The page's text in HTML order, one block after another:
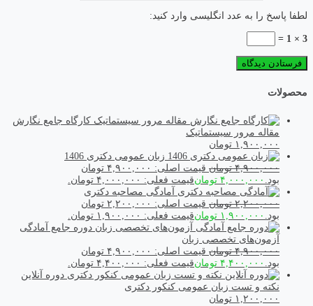
لطفا پاسخ را به عدد انگلیسی وارد کنید:
3 × 1 =
محصولات
کارگاه جامع نگارش
مقاله مرور سیستماتیک
۱,۹۰۰,۰۰۰ تومان
زبان عمومی دکتری 1406
۴,۹۰۰,۰۰۰ تومان
قیمت اصلی: ۴,۹۰۰,۰۰۰ تومان
بود. ۴,۰۰۰,۰۰۰ تومانقیمت فعلی: ۴,۰۰۰,۰۰۰ تومان.
آمادگی مصاحبه دکتری
۲,۲۰۰,۰۰۰ تومان
قیمت اصلی: ۲,۲۰۰,۰۰۰ تومان
بود. ۱,۹۰۰,۰۰۰ تومانقیمت فعلی: ۱,۹۰۰,۰۰۰ تومان.
دوره جامع آمادگی
آزمون‌های تخصصی زبان
۴,۹۰۰,۰۰۰ تومان
قیمت اصلی: ۴,۹۰۰,۰۰۰ تومان
بود. ۴,۴۰۰,۰۰۰ تومانقیمت فعلی: ۴,۴۰۰,۰۰۰ تومان.
دوره آنلاین
نکته و تست زبان عمومی کنکور دکتری
۱,۲۰۰,۰۰۰ تومان